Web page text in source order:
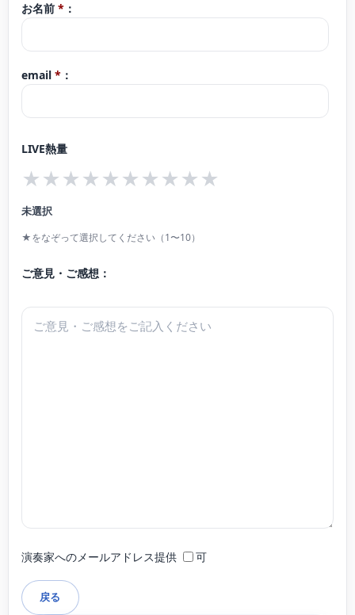
クラシックyoutubeチャンネル「さんチャンネル」2020年開設。
お名前 * ：
email * ：
LIVE熱量
★★★★★★★★★★
未選択
★をなぞって選択してください（1〜10）
ご意見・ご感想：
演奏家へのメールアドレス提供 可